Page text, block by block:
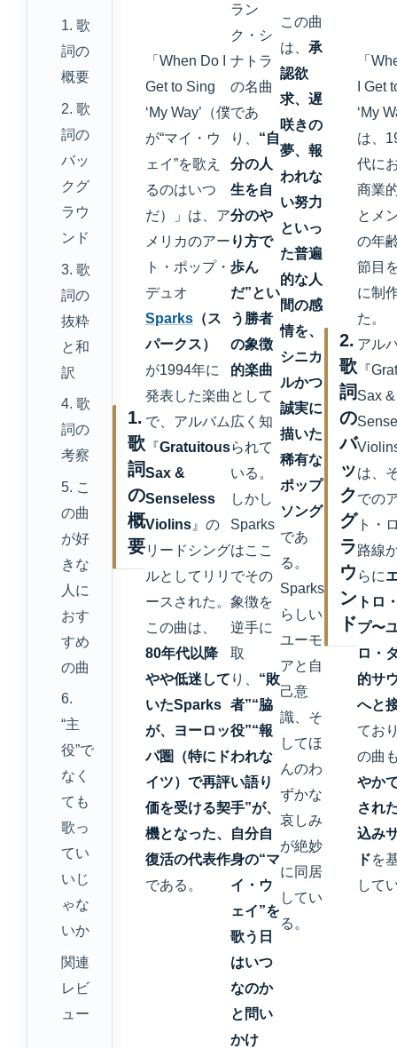
1. 歌
詞の
概要
2. 歌
詞の
バッ
クグ
ラウ
ンド
3. 歌
詞の
抜粋
と和
訳
4. 歌
詞の
考察
5. こ
の曲
が好
きな
人に
おす
すめ
の曲
6.
“主
役”で
なく
ても
歌っ
てい
いじ
ゃな
いか
関連
レビ
ュー
1.
歌
詞
の
概
要
「When Do I
Get to Sing
‘My Way’（僕
が“マイ・ウ
ェイ”を歌え
るのはいつ
だ）」は、ア
メリカのアー
ト・ポップ・
デュオ
Sparks （ス
パークス）
が1994年に
発表した楽曲
で、アルバム
『Gratuitous
Sax &
Senseless
Violins 』の
リードシング
ルとしてリリ
ースされた。
この曲は、
80年代以降
やや低迷して
いたSparks
が、ヨーロッ
パ圏（特にド
イツ）で再評
価を受ける契
機となった、
復活の代表作
である。
ラン
ク・シ
ナトラ
の名曲
であ
り、 “自
分の人
生を自
分のや
り方で
歩ん
だ”とい
う勝者
の象徴
的楽曲
として
広く知
られて
いる。
しかし
Sparks
はここ
でその
象徴を
逆手に
取
り、 “敗
者”“脇
役”“報
われな
い語り
手”が、
自分自
身の“マ
イ・ウ
ェイ”を
歌う日
はいつ
なのか
と問い
かけ
この曲
は、承
認欲
求、遅
咲きの
夢、報
われな
い努力
といっ
た普遍
的な人
間の感
情を、
シニカ
ルかつ
誠実に
描いた
稀有な
ポップ
ソング
であ
る。
Sparks
らしい
ユーモ
アと自
己意
識、そ
してほ
んのわ
ずかな
哀しみ
が絶妙
に同居
してい
る。
2.
歌
詞
の
バ
ッ
ク
グ
ラ
ウ
ン
ド
「
I Get
‘My
は、
代に
商業
とメ
の年
節目
に制
た。
アル
『
Sax &
は、
での
ト・
路線
らに
トロ
プ〜
ロ・
的サ
へと
てお
の曲
やか
され
込み
ドを
して